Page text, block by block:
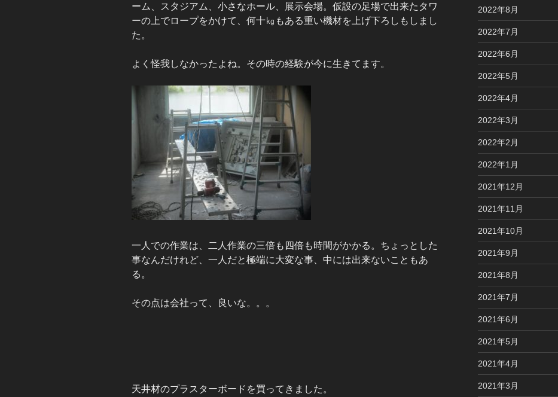
ーム、スタジアム、小さなホール、展示会場。仮設の足場で出来たタワ
ーの上でロープをかけて、何十㎏もある重い機材を上げ下ろしもしまし
た。
よく怪我しなかったよね。その時の経験が今に生きてます。
一人での作業は、二人作業の三倍も四倍も時間がかかる。ちょっとした
事なんだけれど、一人だと極端に大変な事、中には出来ないこともあ
る。
その点は会社って、良いな。。。
天井材のプラスターボードを買ってきました。
2022年8月
2022年7月
2022年6月
2022年5月
2022年4月
2022年3月
2022年2月
2022年1月
2021年12月
2021年11月
2021年10月
2021年9月
2021年8月
2021年7月
2021年6月
2021年5月
2021年4月
2021年3月